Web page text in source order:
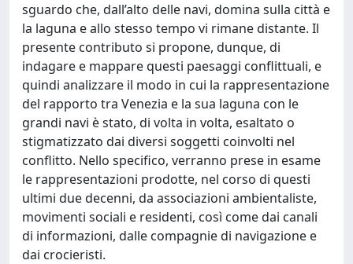
sguardo che, dall’alto delle navi, domina sulla città e
la laguna e allo stesso tempo vi rimane distante. Il
presente contributo si propone, dunque, di
indagare e mappare questi paesaggi conflittuali, e
quindi analizzare il modo in cui la rappresentazione
del rapporto tra Venezia e la sua laguna con le
grandi navi è stato, di volta in volta, esaltato o
stigmatizzato dai diversi soggetti coinvolti nel
conflitto. Nello specifico, verranno prese in esame
le rappresentazioni prodotte, nel corso di questi
ultimi due decenni, da associazioni ambientaliste,
movimenti sociali e residenti, così come dai canali
di informazioni, dalle compagnie di navigazione e
dai crocieristi.